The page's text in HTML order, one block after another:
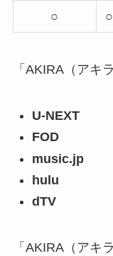
○ ○
「AKIRA（アキ
U-NEXT
FOD
music.jp
hulu
dTV
「AKIRA（アキ